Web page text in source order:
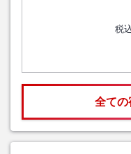
税
全ての